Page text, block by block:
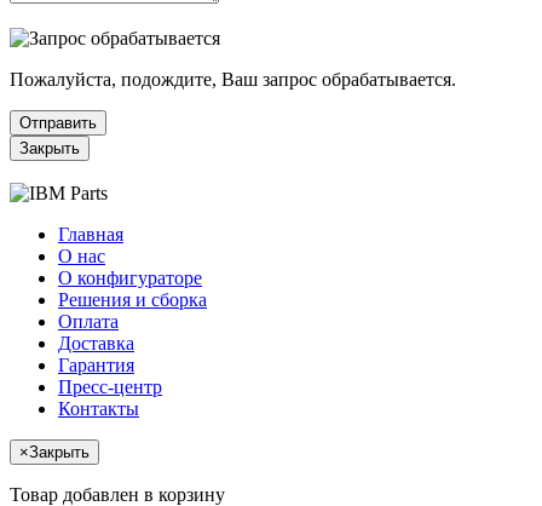
Пожалуйста, подождите, Ваш запрос обрабатывается.
Отправить
Закрыть
Главная
О нас
О конфигураторе
Решения и сборка
Оплата
Доставка
Гарантия
Пресс-центр
Контакты
×Закрыть
Товар добавлен в корзину